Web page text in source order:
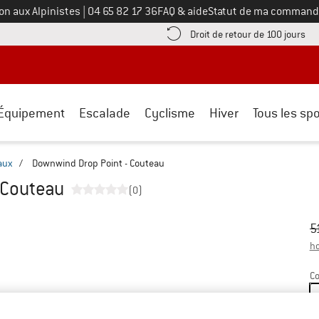
aux Alpinistes Appelez-nous au
04 65 82 17 36FAQ & aideStatut de ma
les informations de paiement ici ! Ouvre une boîte d'information
Droit de retour de 100 jours
Escalade Cyclisme Hiver Tous les
/ Downwind Drop Point - Couteau
(0)